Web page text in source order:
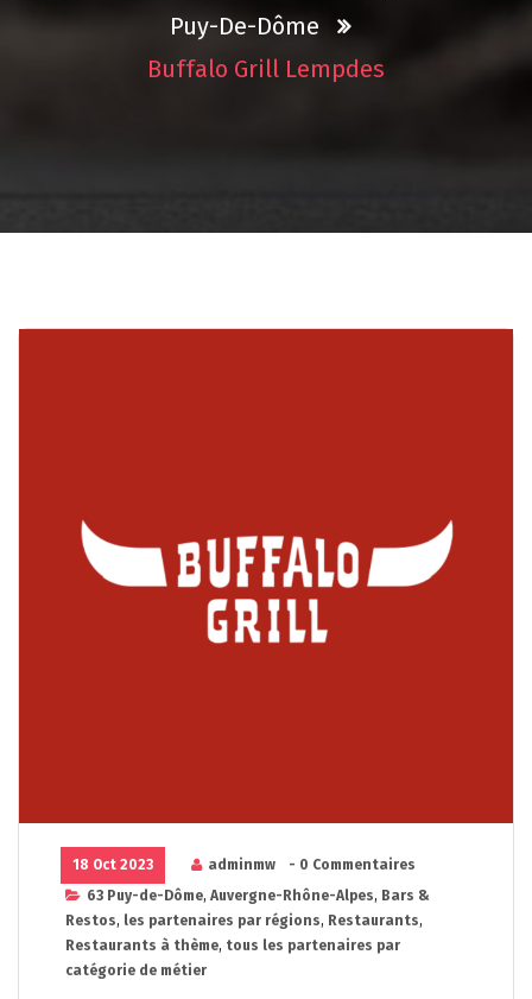
Puy-De-Dôme
Buffalo Grill Lempdes
18 Oct 2023 adminmw
- 0 Commentaires
63 Puy-de-Dôme, Auvergne-Rhône-Alpes, Bars &
Restos, les partenaires par régions, Restaurants,
Restaurants à thème, tous les partenaires par
catégorie de métier